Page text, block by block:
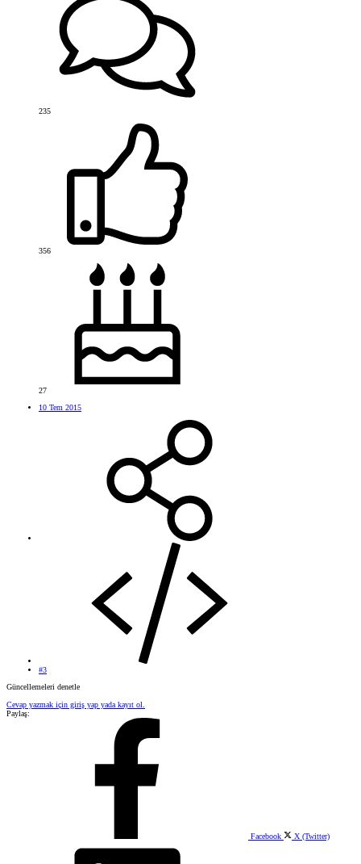
235
356
27
10 Tem 2015
#3
Güncellemeleri denetle
Cevap yazmak için giriş yap yada kayıt ol.
Paylaş:
Facebook X (Twitter)